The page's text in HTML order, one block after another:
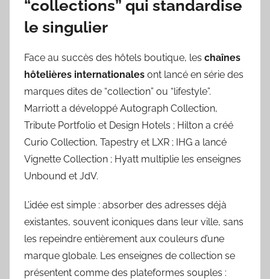
“collections” qui standardise
le singulier
Face au succès des hôtels boutique, les chaînes
hôtelières internationales ont lancé en série des
marques dites de “collection” ou “lifestyle”.
Marriott a développé Autograph Collection,
Tribute Portfolio et Design Hotels ; Hilton a créé
Curio Collection, Tapestry et LXR ; IHG a lancé
Vignette Collection ; Hyatt multiplie les enseignes
Unbound et JdV.
L’idée est simple : absorber des adresses déjà
existantes, souvent iconiques dans leur ville, sans
les repeindre entièrement aux couleurs d’une
marque globale. Les enseignes de collection se
présentent comme des plateformes souples :